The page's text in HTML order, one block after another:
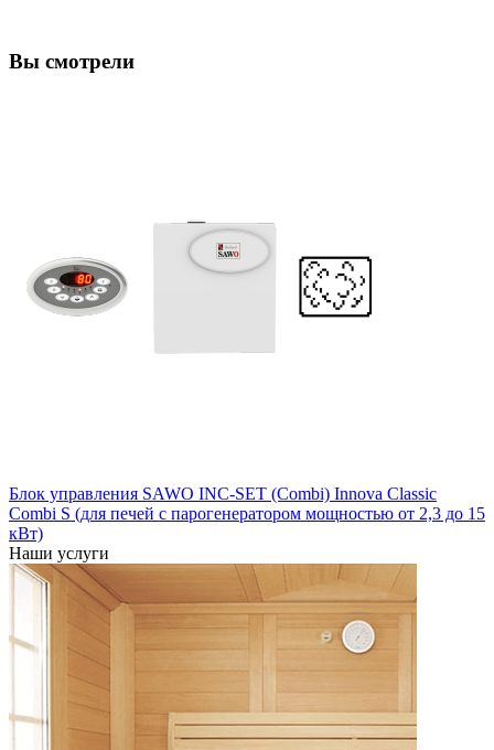
Вы смотрели
Блок управления SAWO INC-SET (Combi) Innova Classic
Combi S (для печей с парогенератором мощностью от 2,3 до 15
кВт)
Наши услуги